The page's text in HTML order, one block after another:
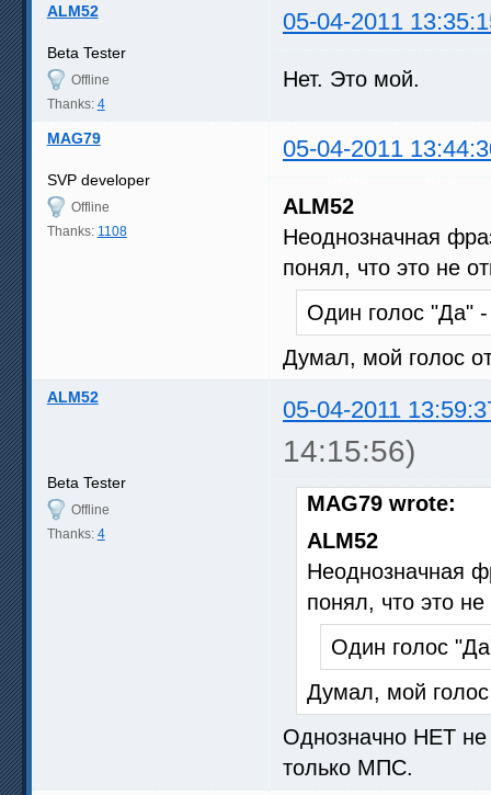
ALM52 05-04-2011
Beta Tester
Offline
Thanks: 4
Нет. Это мой.
MAG79 05-04-2011
SVP developer
Offline
Thanks: 1108
ALM52
Неоднозначная
понял, что это не
Один голос "Да"
Думал, мой голос
ALM52 05-04-2011
14:15:56)
Beta Tester
Offline
Thanks: 4
MAG79 wrote:
ALM52
Неоднозначная
понял, что это
Один голос
Думал, мой
Однозначно НЕТ не
только МПС.